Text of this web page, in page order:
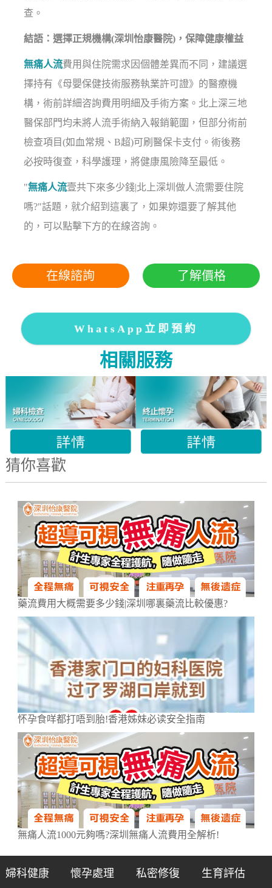
查。
結語：選擇正規機構(深圳怡康醫院)，保障健康權益
無痛人流費用與住院需求因個體差異而不同，建議選
擇持有《母嬰保健技術服務執業許可證》的醫療機
構，術前詳細咨詢費用明細及手術方案。北上深三地
醫保部門均未將人流手術納入報銷範圍，但部分術前
檢查項目(如血常規、B超)可刷醫保卡支付。術後務
必按時復查，科學護理，將健康風險降至最低。
"無痛人流壹共下來多少錢|北上深圳做人流需要住院
嗎?"話題，就介紹到這裏了，如果妳還要了解其他
的，可以點擊下方的在線咨詢。
在線諮詢 了解價格
WhatsApp立即預約
相關服務
猜你喜歡
藥流費用大概需要多少錢|深圳哪裏藥流比較優惠?
怀孕食咩都打唔到胎!香港姊妹必读安全指南
無痛人流1000元夠嗎?深圳無痛人流費用全解析!
婦科健康 懷孕處理 私密修復 生育評估